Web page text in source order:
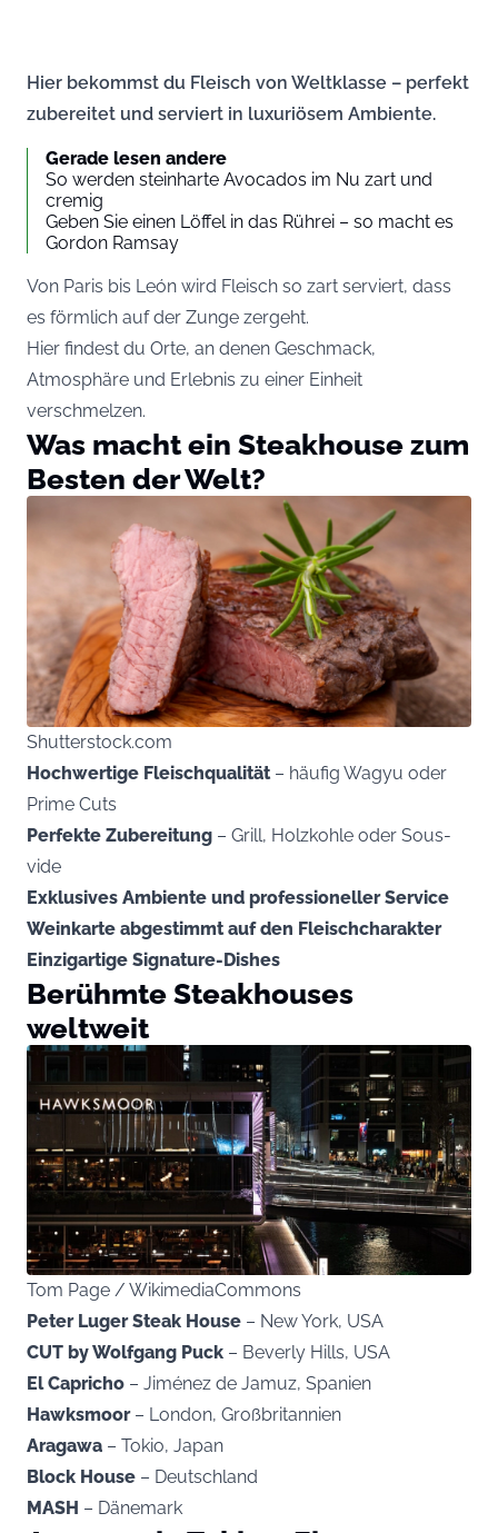
Hier bekommst du Fleisch von Weltklasse – perfekt
zubereitet und serviert in luxuriösem Ambiente.
Gerade lesen andere
So werden steinharte Avocados im Nu zart und
cremig
Geben Sie einen Löffel in das Rührei – so macht es
Gordon Ramsay
Von Paris bis León wird Fleisch so zart serviert, dass
es förmlich auf der Zunge zergeht.
Hier findest du Orte, an denen Geschmack,
Atmosphäre und Erlebnis zu einer Einheit
verschmelzen.
Was macht ein Steakhouse zum
Besten der Welt?
Shutterstock.com
Hochwertige Fleischqualität – häufig Wagyu oder
Prime Cuts
Perfekte Zubereitung – Grill, Holzkohle oder Sous-
vide
Exklusives Ambiente und professioneller Service
Weinkarte abgestimmt auf den Fleischcharakter
Einzigartige Signature-Dishes
Berühmte Steakhouses
weltweit
Tom Page / WikimediaCommons
Peter Luger Steak House – New York, USA
CUT by Wolfgang Puck – Beverly Hills, USA
El Capricho – Jiménez de Jamuz, Spanien
Hawksmoor– London, Großbritannien
Aragawa – Tokio, Japan
Block House – Deutschland
MASH – Dänemark